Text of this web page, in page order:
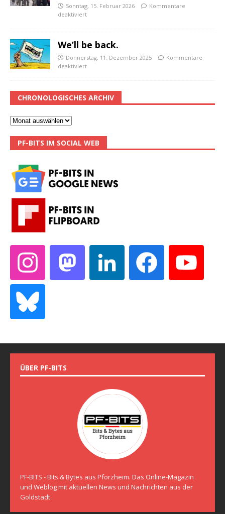
Sonntag, 15. Februar 2026
Kommentare
deaktiviert
We’ll be back.
Donnerstag, 11. Dezember 2025
Kommentare
deaktiviert
CHRONOLOGISCHES ARCHIV
PF-BITS IM SOCIAL WEB
ÜBER PF-BITS
PF-BITS - Bits & Bytes aus Pforzheim. Das Online-Magazin
und Weblog mit aktuellen News und Nachrichten aus der
Goldstadt.